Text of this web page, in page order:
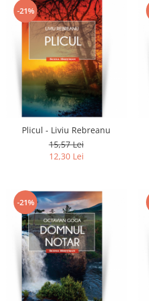
-21%
Plicul - Liviu Rebreanu
15,57 Lei
12,30 Lei
-21%